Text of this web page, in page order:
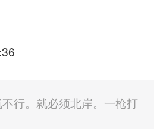
行。就必须北岸。一枪打